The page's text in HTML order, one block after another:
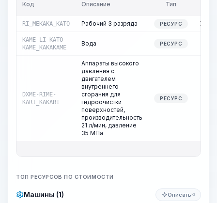
Код Описание Тип
RI_MEKAKA_KATO Рабочий 3 разряда РЕСУРС 16,48
KAME-LI-KATO-
KAME_KAKAKAME
Вода РЕСУРС
DXME-RIME-
KARI_KAKARI
Аппараты высокого
давления с
двигателем
внутреннего
сгорания для
гидроочистки
поверхностей,
производительность
21 л/мин, давление
35 МПа
РЕСУРС
ТОП РЕСУРСОВ ПО СТОИМОСТИ
Машины (1) Описать KI